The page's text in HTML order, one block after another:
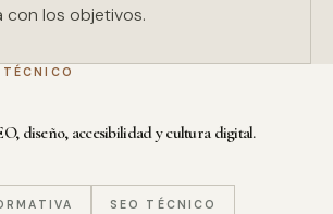
con los objetivos.
diseño, accesibilidad y cultura digital.
SEO TÉCNICO